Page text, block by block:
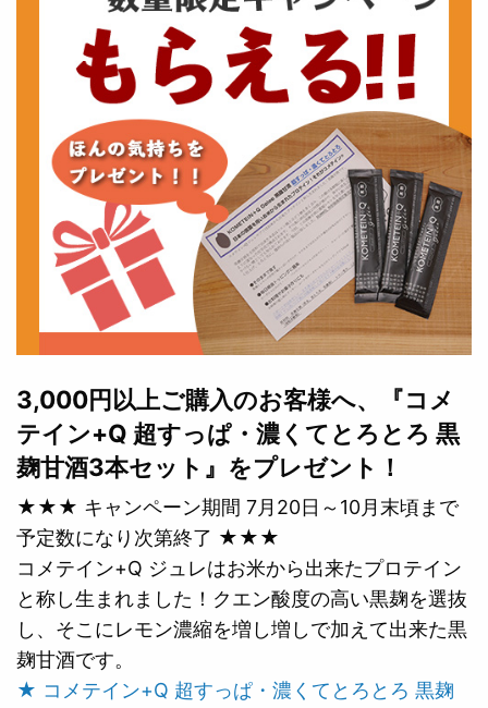
3,000円以上ご購入のお客様へ、『コメ
テイン+Q 超すっぱ・濃くてとろとろ 黒
麹甘酒3本セット』をプレゼント！
★★★ キャンペーン期間 7月20日～10月末頃まで
予定数になり次第終了 ★★★
コメテイン+Q ジュレはお米から出来たプロテイン
と称し生まれました！クエン酸度の高い黒麹を選抜
し、そこにレモン濃縮を増し増しで加えて出来た黒
麹甘酒です。
★ コメテイン+Q 超すっぱ・濃くてとろとろ 黒麹